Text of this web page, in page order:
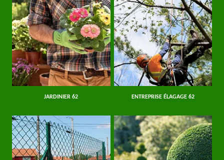
JARDINIER 62 ENTREPRISE ÉLAGAGE 62